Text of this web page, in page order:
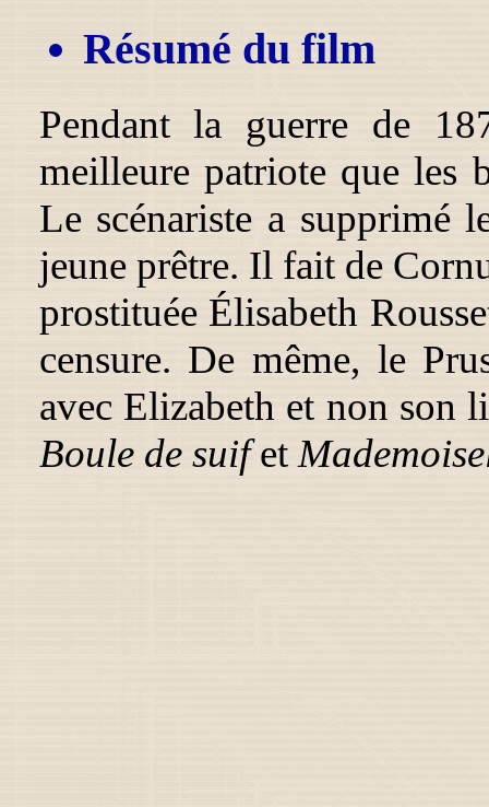
Résumé du film
Pendant la guerre de
meilleure patriote que les
Le scénariste a supprimé
jeune prêtre. Il fait de
prostituée Élisabeth
censure. De même, le
avec Elizabeth et non son
Boule de suifet